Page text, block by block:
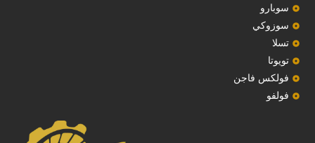
‏سوبارو‏
سوزوكي
تسلا
تويوتا
فولكس فاجن
فولفو